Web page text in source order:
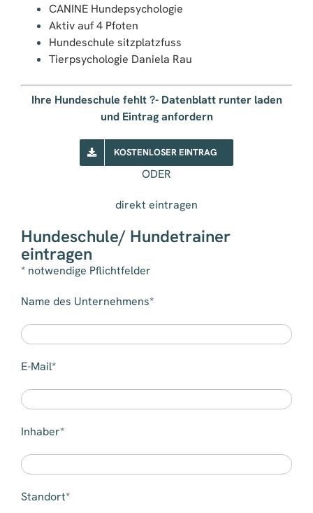
CANINE Hundepsychologie
Aktiv auf 4 Pfoten
Hundeschule sitzplatzfuss
Tierpsychologie Daniela Rau
Ihre Hundeschule fehlt ?- Datenblatt runter laden
und Eintrag anfordern
KOSTENLOSER EINTRAG
ODER
direkt eintragen
Hundeschule/ Hundetrainer
eintragen
* notwendige Pflichtfelder
Name des Unternehmens*
E-Mail*
Inhaber*
Standort*